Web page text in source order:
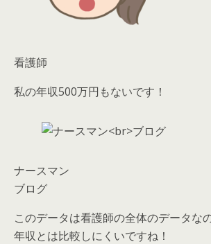
看護師
私の年収500万円もないです！
ナースマン
ブログ
このデータは看護師の全体のデータな
年収とは比較しにくいですね！